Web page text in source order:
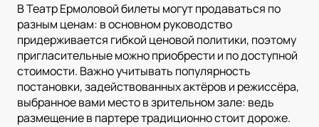
В Театр Ермоловой билеты могут продаваться по
разным ценам: в основном руководство
придерживается гибкой ценовой политики, поэтому
пригласительные можно приобрести и по доступной
стоимости. Важно учитывать популярность
постановки, задействованных актёров и режиссёра,
выбранное вами место в зрительном зале: ведь
размещение в партере традиционно стоит дороже.